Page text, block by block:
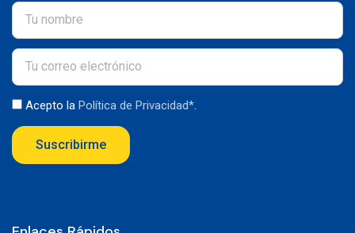
Acepto la Política de Privacidad*
Suscribirme